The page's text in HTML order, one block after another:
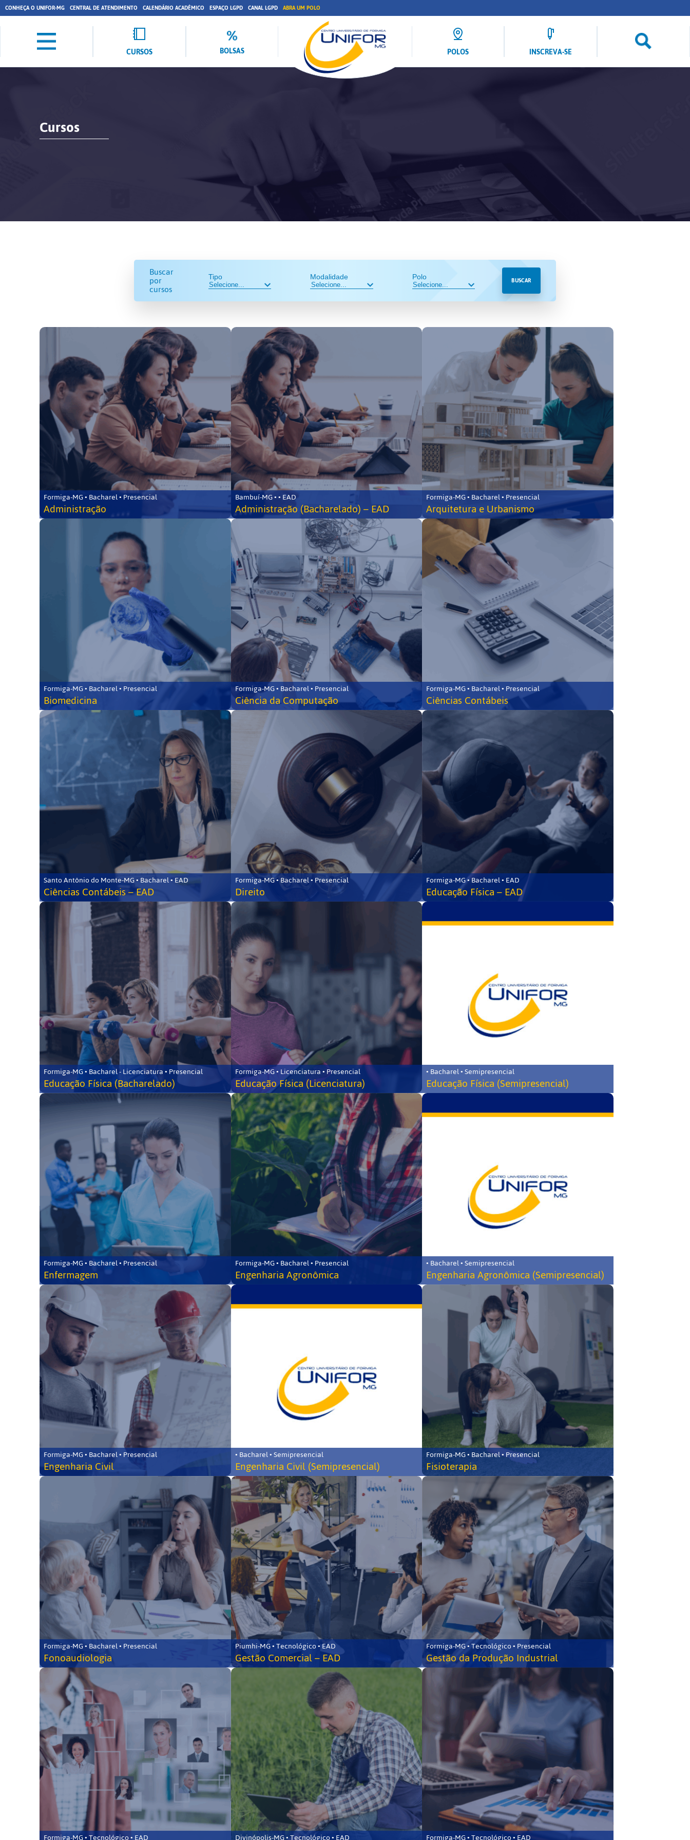
CONHEÇA O UNIFOR-MG CENTRAL DE ATENDIMENTO CALENDÁRIO ACADÊMICO ESPAÇO LGPD CANAL LGPD ABRA UM POLO
CURSOS BOLSAS POLOS INSCREVA-SE
Cursos
Buscar
por
cursos
Tipo Modalidade Polo BUSCAR
Formiga-MG • Bacharel • Presencial
Administração
Bambuí-MG • • EAD
Administração (Bacharelado) – EAD
Formiga-MG • Bacharel • Presencial
Arquitetura e Urbanismo
Formiga-MG • Bacharel • Presencial
Biomedicina
Formiga-MG • Bacharel • Presencial
Ciência da Computação
Formiga-MG • Bacharel • Presencial
Ciências Contábeis
Santo Antônio do Monte-MG • Bacharel • EAD
Ciências Contábeis – EAD
Formiga-MG • Bacharel • Presencial
Direito
Formiga-MG • Bacharel • EAD
Educação Física – EAD
Formiga-MG • Bacharel - Licenciatura • Presencial
Educação Física (Bacharelado)
Formiga-MG • Licenciatura • Presencial
Educação Física (Licenciatura)
• Bacharel • Semipresencial
Educação Física (Semipresencial)
Formiga-MG • Bacharel • Presencial
Enfermagem
Formiga-MG • Bacharel • Presencial
Engenharia Agronômica
• Bacharel • Semipresencial
Engenharia Agronômica (Semipresencial)
Formiga-MG • Bacharel • Presencial
Engenharia Civil
• Bacharel • Semipresencial
Engenharia Civil (Semipresencial)
Formiga-MG • Bacharel • Presencial
Fisioterapia
Formiga-MG • Bacharel • Presencial
Fonoaudiologia
Piumhi-MG • Tecnológico • EAD
Gestão Comercial – EAD
Formiga-MG • Tecnológico • Presencial
Gestão da Produção Industrial